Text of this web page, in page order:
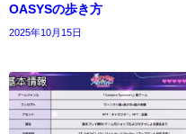
OASYSの歩き方
2025年10月15日